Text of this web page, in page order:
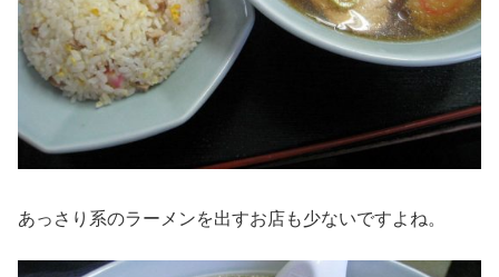
あっさり系のラーメンを出すお店も少ないですよね。